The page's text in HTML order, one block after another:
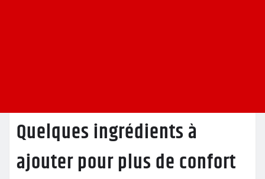
Quelques ingrédients à
ajouter pour plus de confort